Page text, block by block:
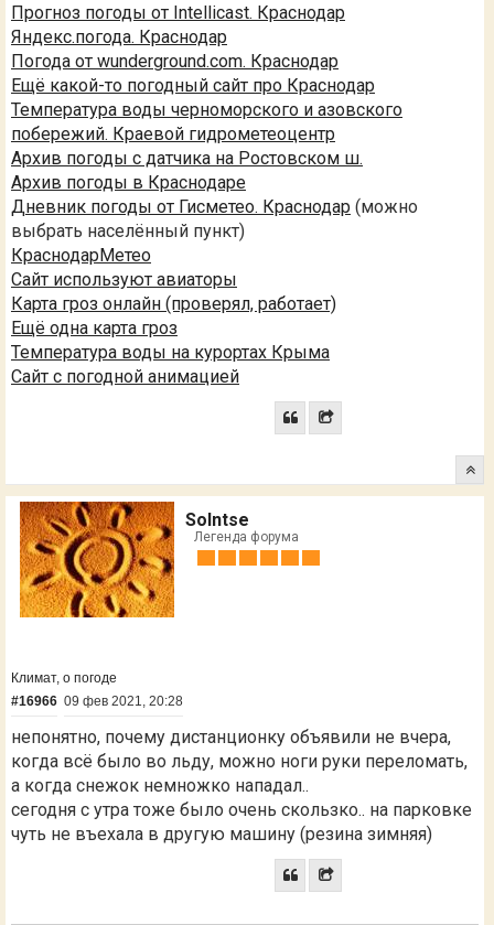
Прогноз погоды от Intellicast. Краснодар
Яндекс.погода. Краснодар
Погода от wunderground.com. Краснодар
Ещё какой-то погодный сайт про Краснодар
Температура воды черноморского и азовского
побережий. Краевой гидрометеоцентр
Архив погоды с датчика на Ростовском ш.
Архив погоды в Краснодаре
Дневник погоды от Гисметео. Краснодар (можно
выбрать населённый пункт)
КраснодарМетео
Сайт используют авиаторы
Карта гроз онлайн (проверял, работает)
Ещё одна карта гроз
Температура воды на курортах Крыма
Сайт с погодной анимацией
Solntse
Легенда форума
Климат, о погоде
#16966 09 фев 2021, 20:28
непонятно, почему дистанционку объявили не вчера,
когда всё было во льду, можно ноги руки переломать,
а когда снежок немножко нападал..
сегодня с утра тоже было очень скользко.. на парковке
чуть не въехала в другую машину (резина зимняя)